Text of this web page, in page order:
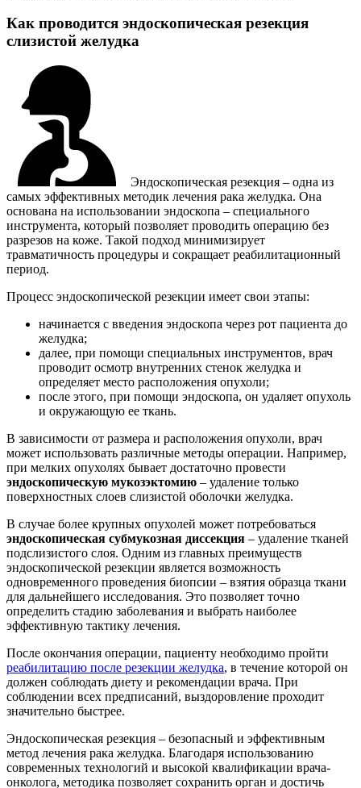
Как проводится эндоскопическая резекция
слизистой желудка
Эндоскопическая резекция – одна из
самых эффективных методик лечения рака желудка. Она
основана на использовании эндоскопа – специального
инструмента, который позволяет проводить операцию без
разрезов на коже. Такой подход минимизирует
травматичность процедуры и сокращает реабилитационный
период.
Процесс эндоскопической резекции имеет свои этапы:
начинается с введения эндоскопа через рот пациента до
желудка;
далее, при помощи специальных инструментов, врач
проводит осмотр внутренних стенок желудка и
определяет место расположения опухоли;
после этого, при помощи эндоскопа, он удаляет опухоль
и окружающую ее ткань.
В зависимости от размера и расположения опухоли, врач
может использовать различные методы операции. Например,
при мелких опухолях бывает достаточно провести
эндоскопическую мукозэктомию – удаление только
поверхностных слоев слизистой оболочки желудка.
В случае более крупных опухолей может потребоваться
эндоскопическая субмукозная диссекция – удаление тканей
подслизистого слоя. Одним из главных преимуществ
эндоскопической резекции является возможность
одновременного проведения биопсии – взятия образца ткани
для дальнейшего исследования. Это позволяет точно
определить стадию заболевания и выбрать наиболее
эффективную тактику лечения.
После окончания операции, пациенту необходимо пройти
реабилитацию после резекции желудка, в течение которой он
должен соблюдать диету и рекомендации врача. При
соблюдении всех предписаний, выздоровление проходит
значительно быстрее.
Эндоскопическая резекция – безопасный и эффективным
метод лечения рака желудка. Благодаря использованию
современных технологий и высокой квалификации врача-
онколога, методика позволяет сохранить орган и достичь